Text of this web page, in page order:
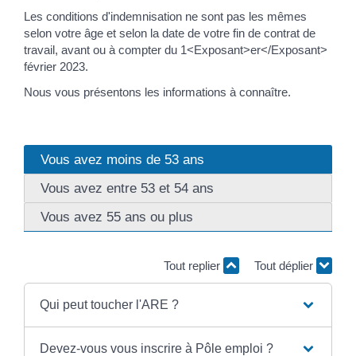
Les conditions d'indemnisation ne sont pas les mêmes
selon votre âge et selon la date de votre fin de contrat de
travail, avant ou à compter du 1<Exposant>er</Exposant>
février 2023.
Nous vous présentons les informations à connaître.
Vous avez moins de 53 ans
Vous avez entre 53 et 54 ans
Vous avez 55 ans ou plus
Tout replier Tout déplier
Qui peut toucher l'ARE ?
Devez-vous vous inscrire à Pôle emploi ?